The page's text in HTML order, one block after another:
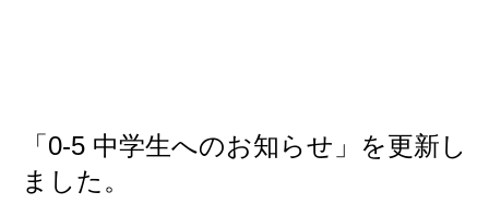
「0-5 中学生へのお知らせ」を更新し
ました。